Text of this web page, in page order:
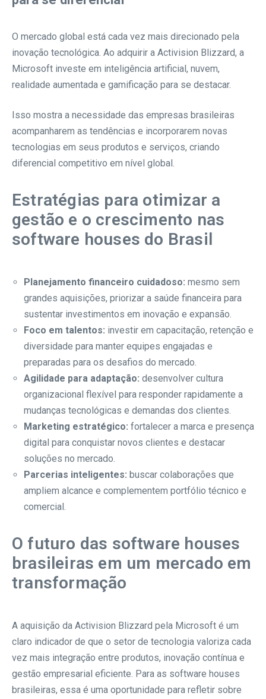
O mercado global está cada vez mais direcionado pela
inovação tecnológica. Ao adquirir a Activision Blizzard, a
Microsoft investe em inteligência artificial, nuvem,
realidade aumentada e gamificação para se destacar.
Isso mostra a necessidade das empresas brasileiras
acompanharem as tendências e incorporarem novas
tecnologias em seus produtos e serviços, criando
diferencial competitivo em nível global.
Estratégias para otimizar a
gestão e o crescimento nas
software houses do Brasil
Planejamento financeiro cuidadoso: mesmo sem
grandes aquisições, priorizar a saúde financeira para
sustentar investimentos em inovação e expansão.
Foco em talentos: investir em capacitação, retenção e
diversidade para manter equipes engajadas e
preparadas para os desafios do mercado.
Agilidade para adaptação: desenvolver cultura
organizacional flexível para responder rapidamente a
mudanças tecnológicas e demandas dos clientes.
Marketing estratégico: fortalecer a marca e presença
digital para conquistar novos clientes e destacar
soluções no mercado.
Parcerias inteligentes: buscar colaborações que
ampliem alcance e complementem portfólio técnico e
comercial.
O futuro das software houses
brasileiras em um mercado em
transformação
A aquisição da Activision Blizzard pela Microsoft é um
claro indicador de que o setor de tecnologia valoriza cada
vez mais integração entre produtos, inovação contínua e
gestão empresarial eficiente. Para as software houses
brasileiras, essa é uma oportunidade para refletir sobre